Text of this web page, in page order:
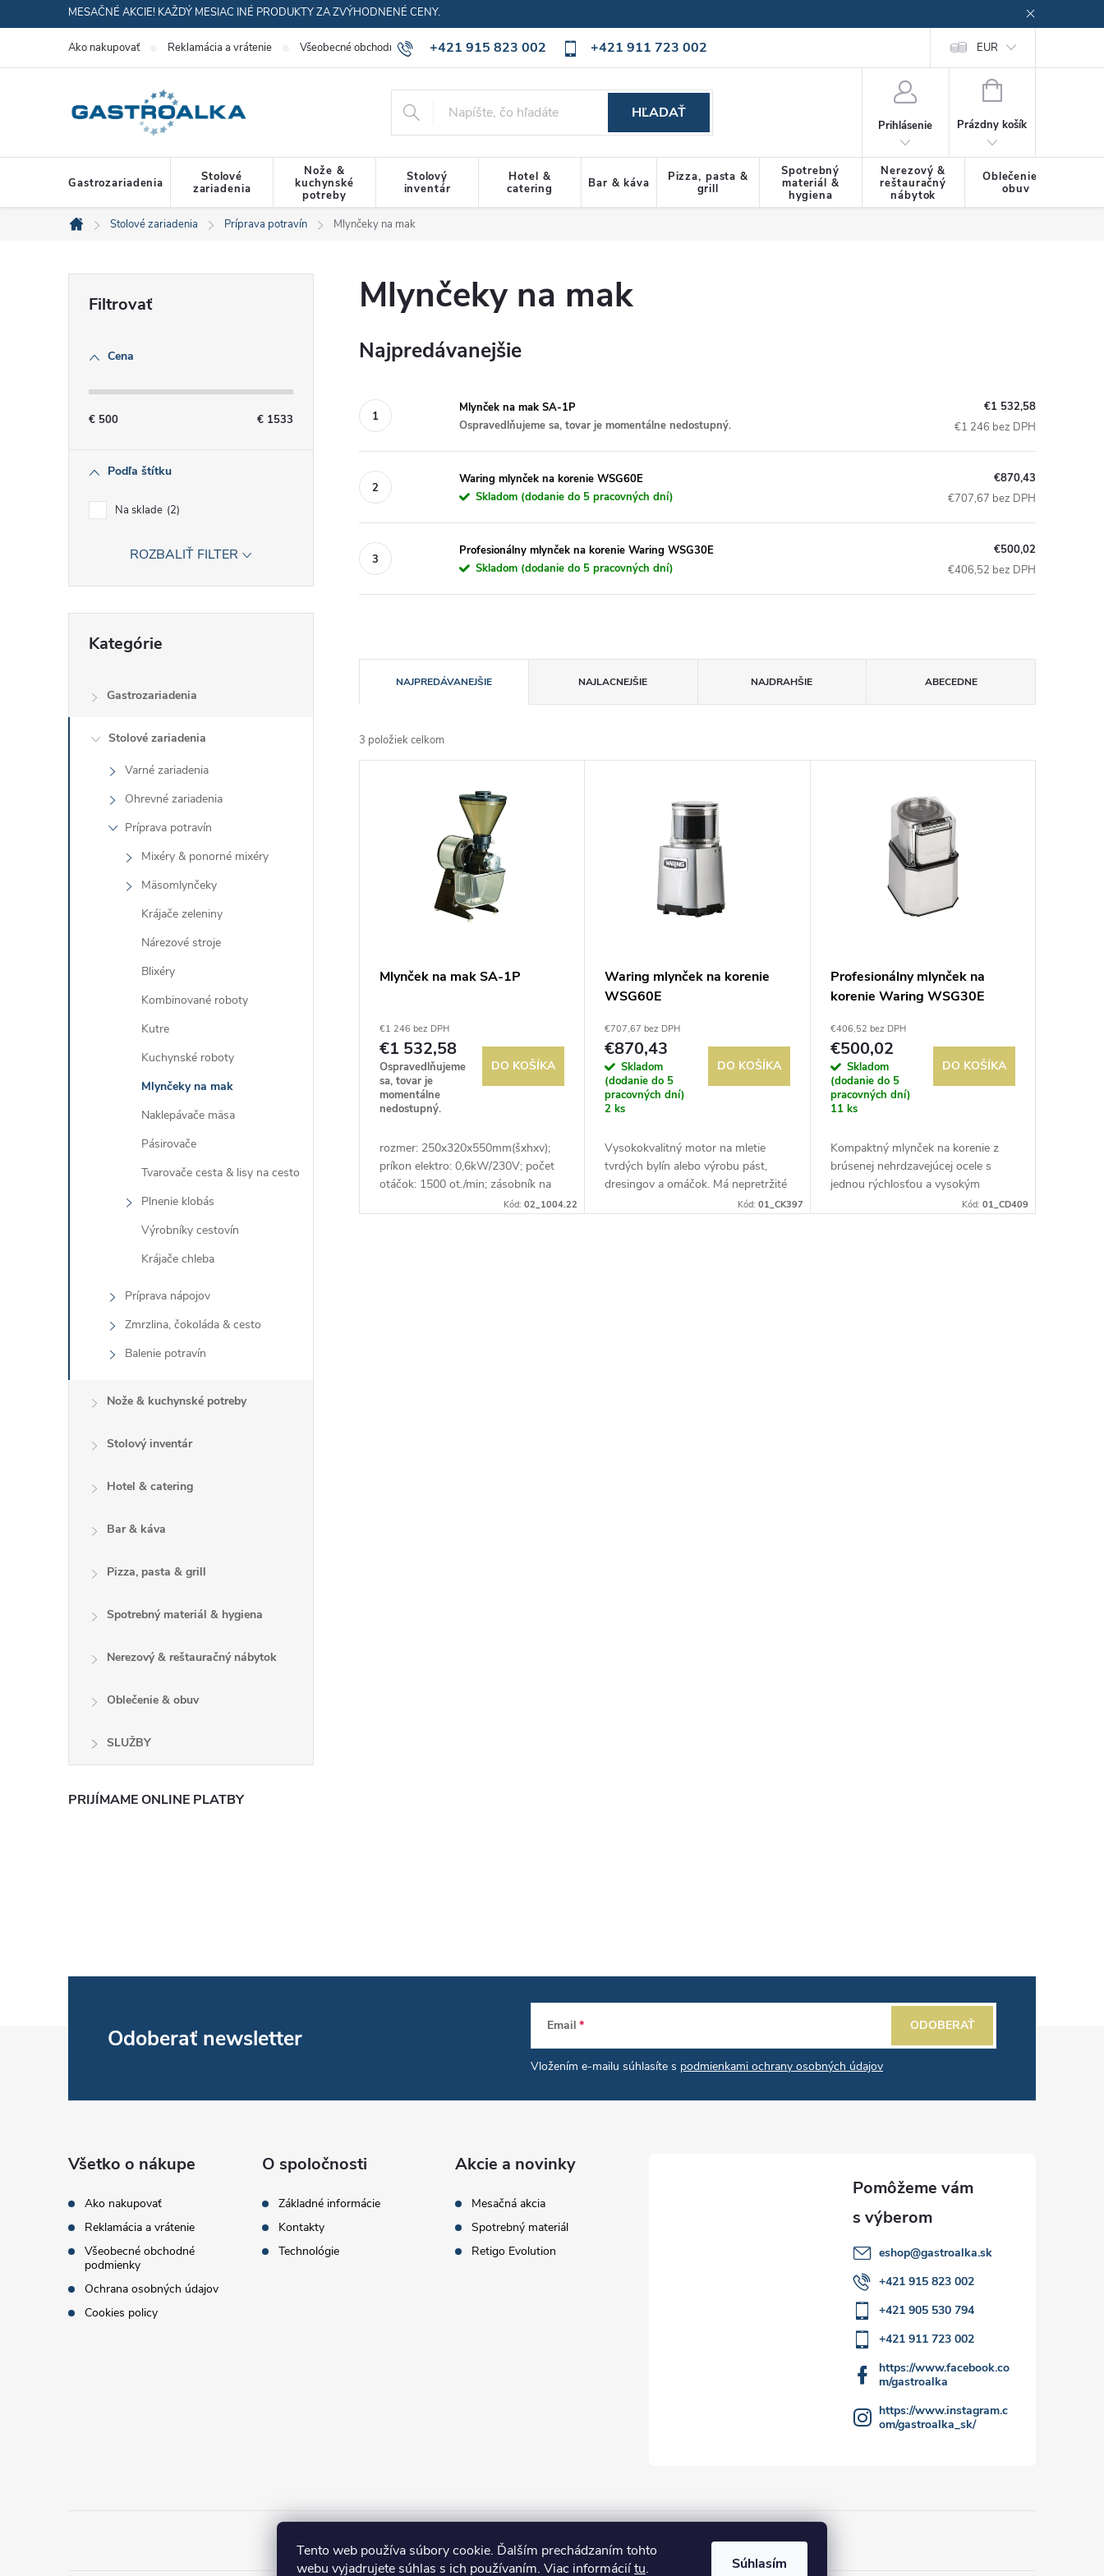
Tento web používa súbory cookie. Ďalším prechádzaním tohto
webu vyjadrujete súhlas s ich používaním. Viac informáciítu. Súhlasím
na
MESAČNÉ AKCIE! KAŽDÝ MESIAC INÉ PRODUKTY ZA ZVÝHODNENÉ CENY.
+421 915 823 002 +421 911 723 002
Ako nakupovať Reklamácia a vrátenie Všeobecné obchodné podmienky Ochrana osobných údajov Cookies policy EUR
HĽADAŤ
Prihlásenie
NÁKUPNÝ
Prázdny košík
Gastrozariadenia
Stolové
zariadenia
Nože &
kuchynské
potreby
Stolový
inventár
Hotel &
catering
Bar & káva
Pizza, pasta &
grill
Spotrebný
materiál &
hygiena
Nerezový &
reštauračný
nábytok
Oblečenie &
obuv
Domov
Stolové zariadenia Príprava potravín Mlynčeky na mak
n
e
Cena
€ 500 € 1533
Podľa štítku
Na sklade 2
ROZBALIŤ FILTER
kategórie
Kategórie
Gastrozariadenia
Stolové zariadenia
Varné zariadenia
Ohrevné zariadenia
Príprava potravín
Mixéry & ponorné mixéry
Mäsomlynčeky
Krájače zeleniny
Nárezové stroje
Blixéry
Kombinované roboty
Kutre
Kuchynské roboty
Mlynčeky na mak
Naklepávače mäsa
Pásirovače
Tvarovače cesta & lisy na cesto
Plnenie klobás
Výrobníky cestovín
Krájače chleba
Príprava nápojov
Zmrzlina, čokoláda & cesto
Balenie potravín
Nože & kuchynské potreby
Stolový inventár
Hotel & catering
Bar & káva
Pizza, pasta & grill
Spotrebný materiál & hygiena
Nerezový & reštauračný nábytok
Oblečenie & obuv
SLUŽBY
PRIJÍMAME ONLINE PLATBY
Mlynčeky na mak
Najpredávanejšie
Mlynček na mak SA-1P
Ospravedlňujeme sa, tovar je momentálne nedostupný.
€1 532,58
€1 246 bez DPH
Waring mlynček na korenie WSG60E
Skladom (dodanie do 5 pracovných dní)
€870,43
€707,67 bez DPH
Profesionálny mlynček na korenie Waring WSG30E
Skladom (dodanie do 5 pracovných dní)
€500,02
€406,52 bez DPH
a
d
t
NAJPREDÁVANEJŠIE NAJLACNEJŠIE NAJDRAHŠIE ABECEDNE
3 položiek celkom
Mlynček na mak SA-1P
€1 246 bez DPH
€1 532,58
Ospravedlňujeme
sa, tovar je
momentálne
nedostupný.
DO KOŠÍKA
rozmer: 250x320x550mm(šxhxv);
príkon elektro: 0,6kW/230V; počet
otáčok: 1500 ot./min; zásobník na
mak: 1kg; zásobník na pomletý mak:
Kód:02_1004.22
Waring mlynček na korenie
WSG60E
€707,67 bez DPH
€870,43
Skladom
(dodanie do 5
pracovných dní)
2 ks
DO KOŠÍKA
Vysokokvalitný motor na mletie
tvrdých bylín alebo výrobu pást,
dresingov a omáčok. Má nepretržité
funkcie „zapnuté“ a „pulzné“ na
Kód: 01_CK397
Profesionálny mlynček na
korenie Waring WSG30E
€406,52 bez DPH
€500,02
Skladom
(dodanie do 5
pracovných dní)
11 ks
DO KOŠÍKA
Kompaktný mlynček na korenie z
brúsenej nehrdzavejúcej ocele s
jednou rýchlosťou a vysokým
výkonom. S bezpečnostným
Kód: 01_CD409
Odoberať newsletter Email
Vložením e-mailu súhlasíte s podmienkami ochrany osobných údajov
ODOBERAŤ
Všetko o nákupe
Ako nakupovať
Reklamácia a vrátenie
Všeobecné obchodné
podmienky
Ochrana osobných údajov
Cookies policy
O spoločnosti
Základné informácie
Kontakty
Technológie
Akcie a novinky
Mesačná akcia
Spotrebný materiál
Retigo Evolution
eshop@gastroalka.sk
+421 915 823 002
+421 905 530 794
+421 911 723 002
https://www.facebook.co
m/gastroalka
https://www.instagram.c
om/gastroalka_sk/